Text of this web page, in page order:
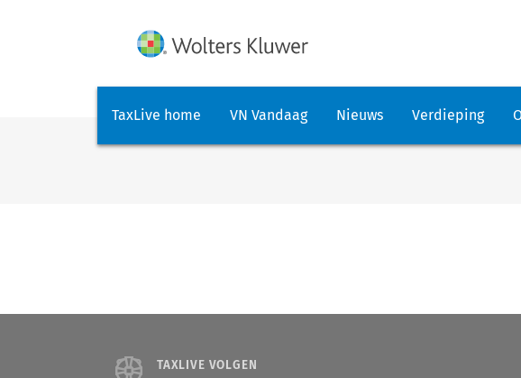
TaxLive home VN Vandaag Nieuws Verdieping
TAXLIVE VOLGEN